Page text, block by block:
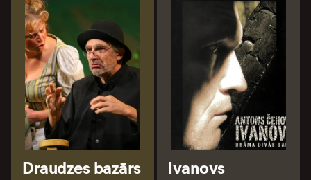
Draudzes bazārs Ivanovs